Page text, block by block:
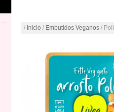
/ Inicio / Embutidos Veganos /